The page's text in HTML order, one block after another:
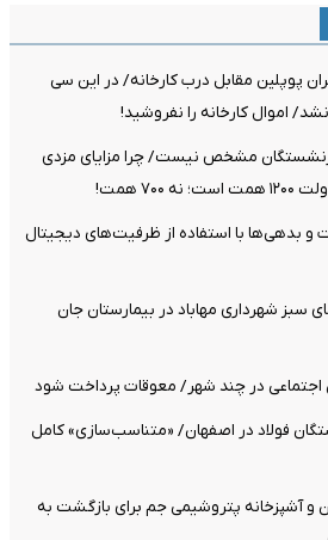
پوپلین مقابل درب کارخانه/ در این سی
اموال کارخانه را نفروشید!
مشخص نیست/ چرا مزایای مزدی
همت!
و بدهی‌ها با استفاده از ظرفیت‌های دیجیتال
سبز شهرداری مهاباد در بیمارستان جان
اجتماعی در چند شهر/ معوقات پرداخت شود
فولاد در اصفهان/ «متناسب‌سازی» کامل
و آشپزخانه پتروشیمی جم برای بازگشت به